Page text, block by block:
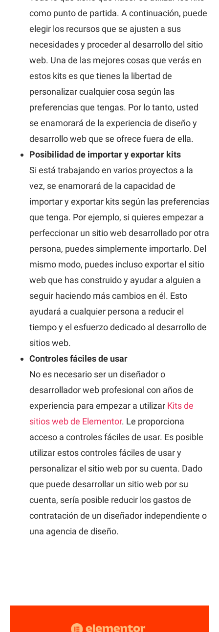
como punto de partida. A continuación, puede
elegir los recursos que se ajusten a sus
necesidades y proceder al desarrollo del sitio
web. Una de las mejores cosas que verás en
estos kits es que tienes la libertad de
personalizar cualquier cosa según las
preferencias que tengas. Por lo tanto, usted
se enamorará de la experiencia de diseño y
desarrollo web que se ofrece fuera de ella.
Posibilidad de importar y exportar kits
Si está trabajando en varios proyectos a la
vez, se enamorará de la capacidad de
importar y exportar kits según las preferencias
que tenga. Por ejemplo, si quieres empezar a
perfeccionar un sitio web desarrollado por otra
persona, puedes simplemente importarlo. Del
mismo modo, puedes incluso exportar el sitio
web que has construido y ayudar a alguien a
seguir haciendo más cambios en él. Esto
ayudará a cualquier persona a reducir el
tiempo y el esfuerzo dedicado al desarrollo de
sitios web.
Controles fáciles de usar
No es necesario ser un diseñador o
desarrollador web profesional con años de
experiencia para empezar a utilizar Kits de
sitios web de Elementor. Le proporciona
acceso a controles fáciles de usar. Es posible
utilizar estos controles fáciles de usar y
personalizar el sitio web por su cuenta. Dado
que puede desarrollar un sitio web por su
cuenta, sería posible reducir los gastos de
contratación de un diseñador independiente o
una agencia de diseño.